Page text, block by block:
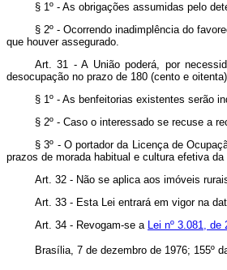
§ 1º - As obrigações assumidas pelo
§ 2º - Ocorrendo inadimplência do
que houver assegurado.
Art. 31 - A União poderá, por
desocupação no prazo de 180 (cento e
§ 1º - As benfeitorias existentes serão
§ 2º - Caso o interessado se recuse a
§ 3º - O portador da Licença de
prazos de morada habitual e cultura efetiva da
Art. 32 - Não se aplica aos imóveis
Art. 33 - Esta Lei entrará em vigor na
Art. 34 - Revogam-se a Lei nº 3.081, de
Brasília, 7 de dezembro de 1976; 155º